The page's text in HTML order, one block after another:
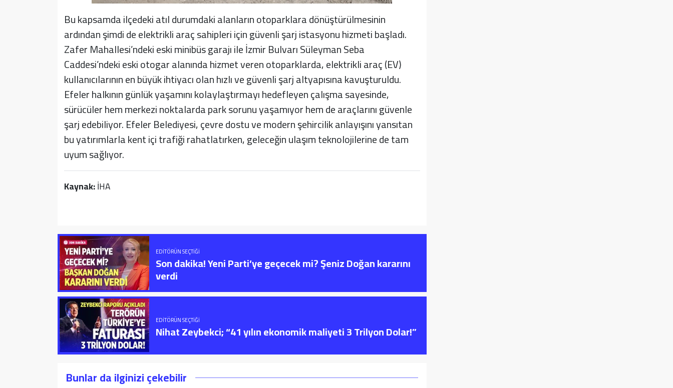
Bu kapsamda ilçedeki atıl durumdaki alanların otoparklara dönüştürülmesinin
ardından şimdi de elektrikli araç sahipleri için güvenli şarj istasyonu hizmeti başladı.
Zafer Mahallesi’ndeki eski minibüs garajı ile İzmir Bulvarı Süleyman Seba
Caddesi’ndeki eski otogar alanında hizmet veren otoparklarda, elektrikli araç (EV)
kullanıcılarının en büyük ihtiyacı olan hızlı ve güvenli şarj altyapısına kavuşturuldu.
Efeler halkının günlük yaşamını kolaylaştırmayı hedefleyen çalışma sayesinde,
sürücüler hem merkezi noktalarda park sorunu yaşamıyor hem de araçlarını güvenle
şarj edebiliyor. Efeler Belediyesi, çevre dostu ve modern şehircilik anlayışını yansıtan
bu yatırımlarla kent içi trafiği rahatlatırken, geleceğin ulaşım teknolojilerine de tam
uyum sağlıyor.
Kaynak:İHA
EDITÖRÜN SEÇTIĞI
Son dakika! Yeni Parti’ye geçecek mi? Şeniz Doğan kararını
verdi
EDITÖRÜN SEÇTIĞI
Nihat Zeybekci; “41 yılın ekonomik maliyeti 3 Trilyon Dolar!”
Bunlar da ilginizi çekebilir